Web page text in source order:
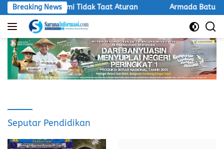
Langsung
ke
konten
Breaking News
Aburahmi Tidak Taat Aturan Armada Batu Bara PT
Seputar Pendidikan